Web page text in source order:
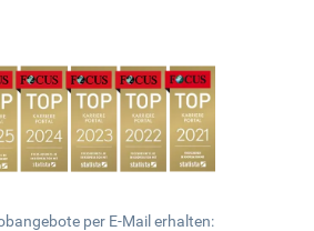
per E-Mail erhalten: